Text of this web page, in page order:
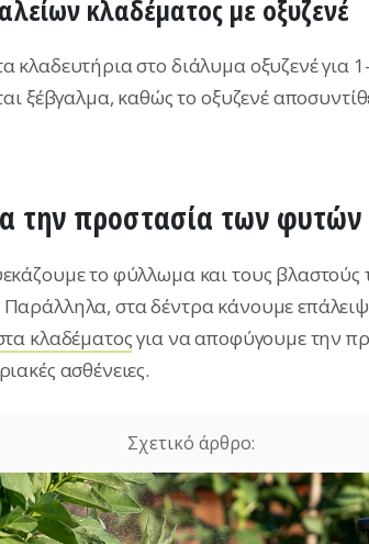
κλαδέματος με οξυζενέ
κλαδευτήρια στο διάλυμα οξυζενέ για
ξέβγαλμα, καθώς το οξυζενέ
την προστασία των
το φύλλωμα και τους
στα δέντρα κάνουμε
κλαδέματοςγια να αποφύγουμε την
ασθένειες.